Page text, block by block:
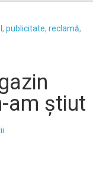
,publicitate,reclamă,
am știut